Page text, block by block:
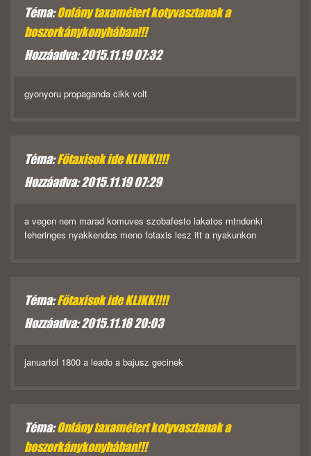
Téma:Onlány taxamétert kotyvasztanak a
boszorkánykonyhában!!!
Hozzáadva: 2015.11.19 07:32
gyonyoru propaganda cikk volt
Téma:Főtaxisok ide KLIKK!!!!
Hozzáadva: 2015.11.19 07:29
a vegen nem marad komuves szobafesto lakatos mtndenki
feheringes nyakkendos meno fotaxis lesz itt a nyakunkon
Téma:Főtaxisok ide KLIKK!!!!
Hozzáadva: 2015.11.18 20:03
januartol 1800 a leado a bajusz gecinek
Téma:Onlány taxamétert kotyvasztanak a
boszorkánykonyhában!!!